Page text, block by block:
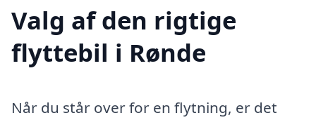
Valg af den rigtige
flyttebil i Rønde
Når du står over for en flytning, er det